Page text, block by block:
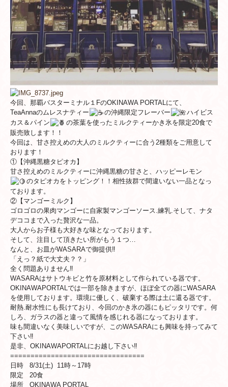
今回、那覇バスターミナル１FのOKINAWA PORTALにて、
TeaAnnaのムレスナティー
の沖縄限定フレーバー
ハイビス
カス＆パイン
の茶葉を使ったミルク ティーかき氷を限定20食で
販売致します！！
今回は、 甘さ控えめの大人のミルクティーに合う2種類をご用意して
おりま す！
①【沖縄黒糖タピオカ】
甘さ控えめのミルクティーに沖縄黒糖の甘さと、ハッピーレモン
のタピオカをトッピング！！ 相性抜群で間違いない一品となっ
ております。
②【マンゴーミルク】
ゴロゴロの果肉マンゴーに自家製マンゴーソース.練乳.そして、 ナタ
デココまで入った贅沢な一品。
大人からお子様も大好きな味となっております。
そして、注目して頂きたい所がもう１つ…
なんと、お皿がWASARAで御提供‼️
「えっ？紙で大丈夫？？」
全く問題ありません‼️
WASARAはサトウキビと竹を原材料として作られている器です 。
OKINAWAPORTALでは一部を除きますが、 ほぼ全ての器にWASARA
を使用しております。環境に優しく、 破棄する際は土に還る器です。
耐熱.耐水性にも長けており、 今回のかき氷の器にもピッタリです。何
しろ、 ガラスの器と違って風情を感じれる器になっております。
味も間違いなく美味しいですが、
このWASARAにも興味を持ってみて
下さい‼️
是非、OKINAWAPORTALにお越し下さい‼️
=================================
日時 8/31(土) 11時～17時
限定 20食
場所 OKINAWA PORTAL